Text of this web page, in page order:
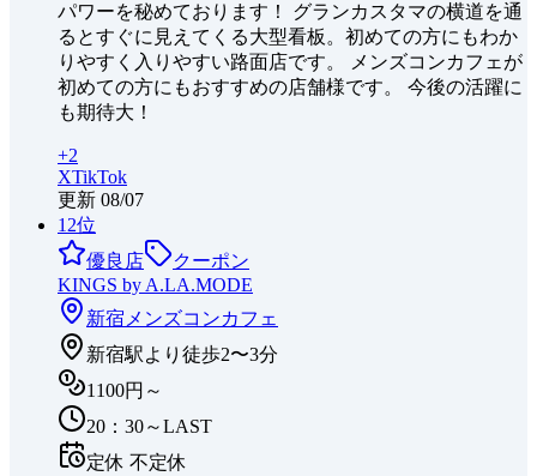
パワーを秘めております！ グランカスタマの横道を通
るとすぐに見えてくる大型看板。初めての方にもわか
りやすく入りやすい路面店です。 メンズコンカフェが
初めての方にもおすすめの店舗様です。 今後の活躍に
も期待大！
+2
XTikTok
更新 08/07
12位
優良店
クーポン
KINGS by A.LA.MODE
新宿 メンズコンカフェ
新宿駅より徒歩2〜3分
1100円～
20：30～LAST
定休 不定休